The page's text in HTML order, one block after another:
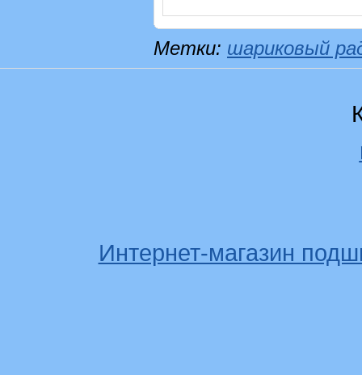
Метки: шариковый
Интернет-магазин